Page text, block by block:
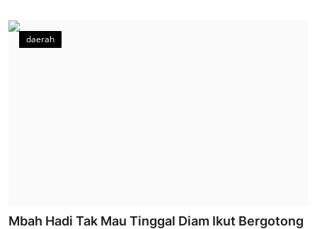
daerah
Mbah Hadi Tak Mau Tinggal Diam Ikut Bergotong